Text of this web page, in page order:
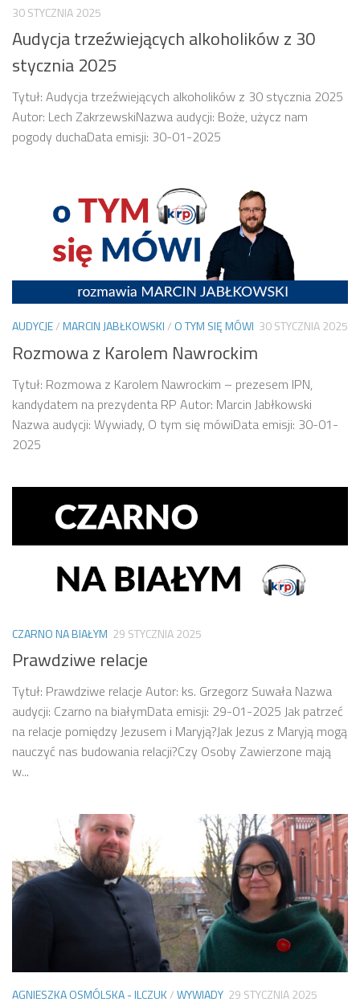
30 STYCZNIA 2025
Audycja trzeźwiejących alkoholików z 30
stycznia 2025
Tytuł: Audycja trzeźwiejących alkoholików z 30 stycznia 2025
Autor: Lech ZakrzewskiNazwa audycji: Boże, użycz nam
pogody duchaData emisji: 30-01-2025
AUDYCJE/MARCIN JABŁKOWSKI/ O TYM SIĘ MÓWI 30 STYCZNIA 2025
Rozmowa z Karolem Nawrockim
Tytuł: Rozmowa z Karolem Nawrockim – prezesem IPN,
kandydatem na prezydenta RP Autor: Marcin Jabłkowski
Nazwa audycji: Wywiady, O tym się mówiData emisji: 30-01-
2025
CZARNO NA BIAŁYM 29 STYCZNIA 2025
Prawdziwe relacje
Tytuł: Prawdziwe relacje Autor: ks. Grzegorz Suwała Nazwa
audycji: Czarno na białymData emisji: 29-01-2025 Jak patrzeć
na relacje pomiędzy Jezusem i Maryją?Jak Jezus z Maryją mogą
nauczyć nas budowania relacji?Czy Osoby Zawierzone mają
w...
AGNIESZKA OSMÓLSKA - ILCZUK/WYWIADY 29 STYCZNIA 2025